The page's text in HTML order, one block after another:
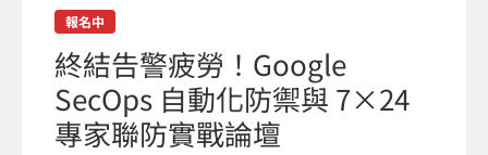
報名中
終結告警疲勞！Google
SecOps 自動化防禦與 7×24
專家聯防實戰論壇